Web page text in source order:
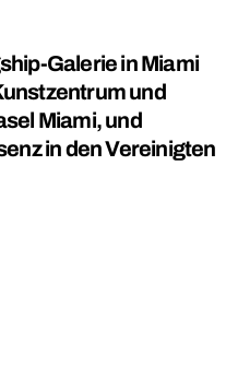
Galerie in Miami
und
Miami, und
in den Vereinigten